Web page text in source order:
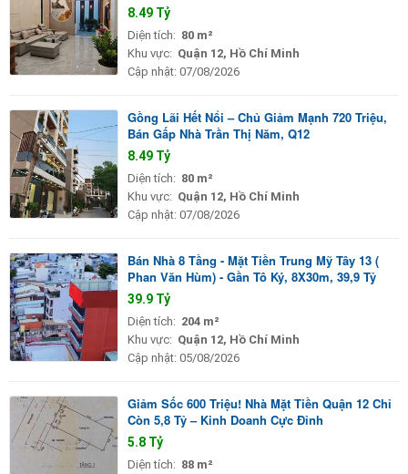
8.49 Tỷ
Diện tích: 80 m²
Khu vực: Quận 12, Hồ Chí Minh
Cập nhật: 07/08/2026
Gồng Lãi Hết Nổi – Chủ Giảm Mạnh 720 Triệu,
Bán Gấp Nhà Trần Thị Năm, Q12
8.49 Tỷ
Diện tích: 80 m²
Khu vực: Quận 12, Hồ Chí Minh
Cập nhật: 07/08/2026
Bán Nhà 8 Tầng - Mặt Tiền Trung Mỹ Tây 13 (
Phan Văn Hùm) - Gần Tô Ký, 8X30m, 39,9 Tỷ
39.9 Tỷ
Diện tích: 204 m²
Khu vực: Quận 12, Hồ Chí Minh
Cập nhật: 05/08/2026
Giảm Sốc 600 Triệu! Nhà Mặt Tiền Quận 12 Chỉ
Còn 5,8 Tỷ – Kinh Doanh Cực Đỉnh
5.8 Tỷ
Diện tích: 88 m²